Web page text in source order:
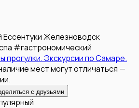
ЕссентукиЖелезноводск
#гастрономический
прогулки. Экскурсии по Самаре.
мест могут отличаться —
с друзьями